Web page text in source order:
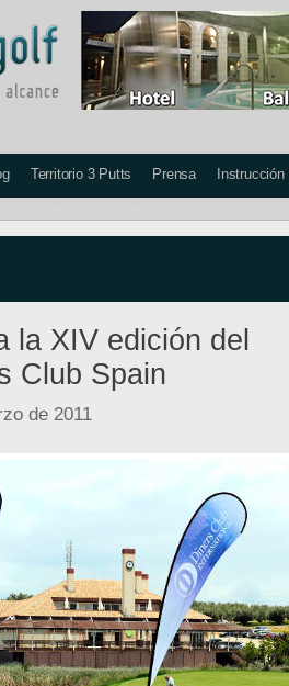
Territorio 3 Putts Prensa Instrucción
la XIV edición del
Club Spain
de 2011